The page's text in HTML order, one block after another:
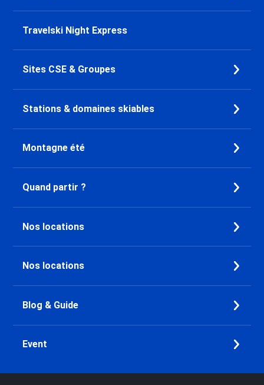
Travelski Night Express
Sites CSE & Groupes
Stations & domaines skiables
Montagne été
Quand partir ?
Nos locations
Nos locations
Blog & Guide
Event